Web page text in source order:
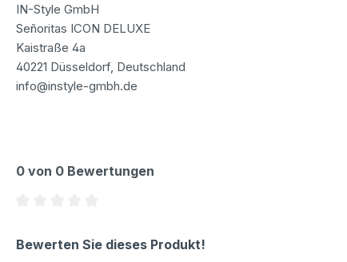
IN-Style GmbH
Señoritas ICON DELUXE
Kaistraße 4a
40221 Düsseldorf, Deutschland
info@instyle-gmbh.de
0 von 0 Bewertungen
Bewerten Sie dieses Produkt!